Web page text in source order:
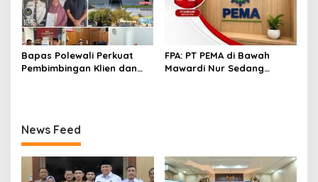
Bapas Polewali Perkuat
Pembimbingan Klien dan
FPA: PT PEMA di Bawah
Mawardi Nur Sedang
News Feed